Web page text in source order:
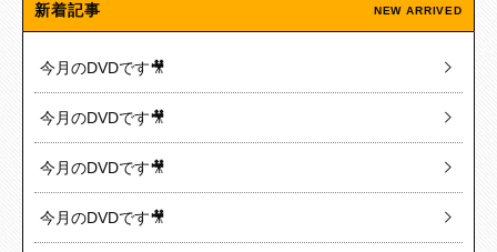
新着記事 NEW ARRIVED
今月のDVDです🎥
今月のDVDです🎥
今月のDVDです🎥
今月のDVDです🎥